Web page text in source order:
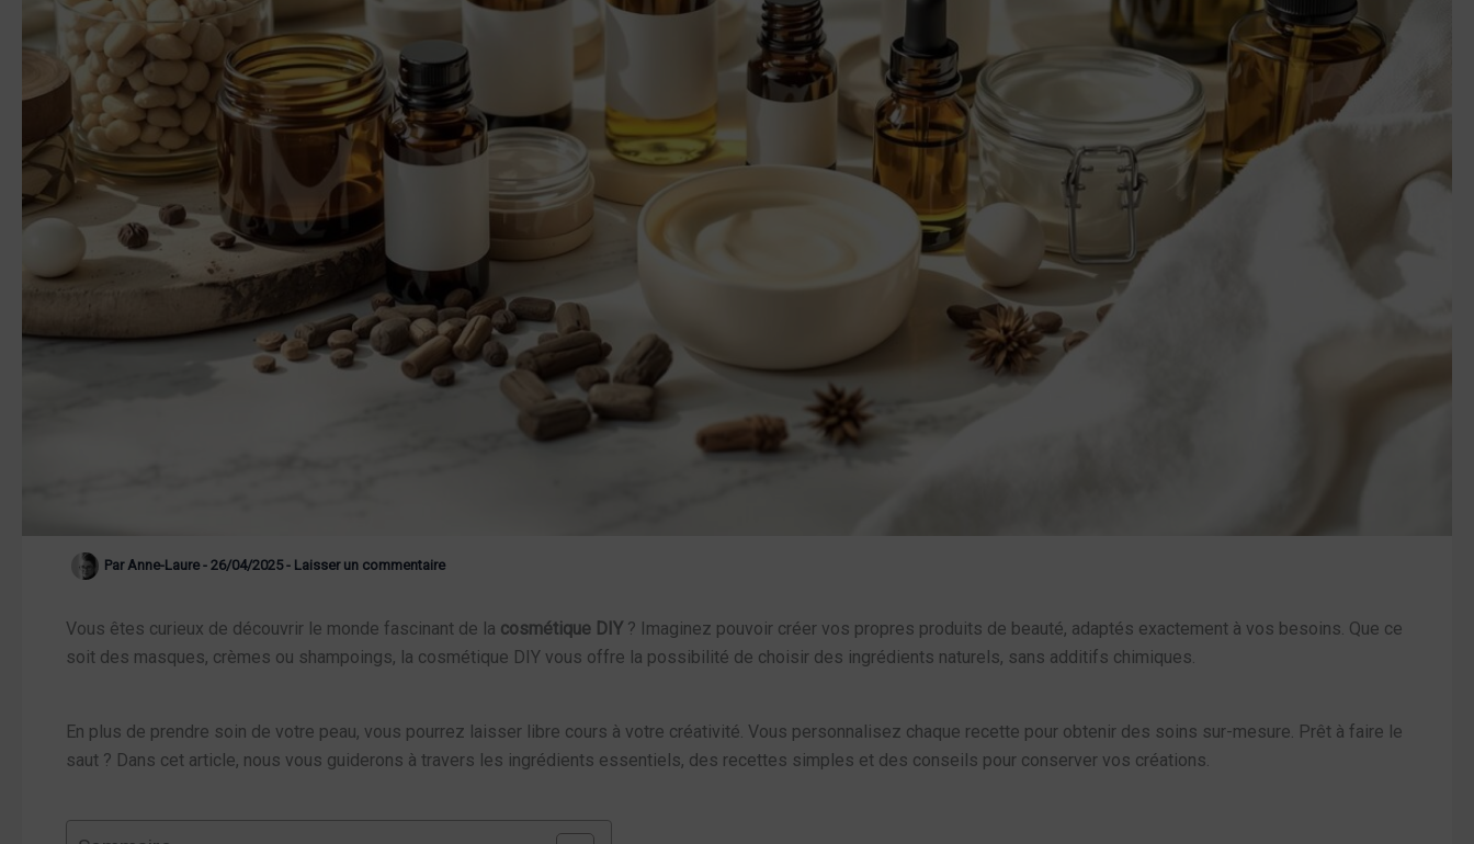
Par Anne-Laure- 26/04/2025- Laisser un commentaire
Vous êtes curieux de découvrir le monde fascinant de la cosmétique DIY ? Imaginez pouvoir créer vos propres produits de beauté, adaptés exactement à vos besoins. Que ce
soit des masques, crèmes ou shampoings, la cosmétique DIY vous offre la possibilité de choisir des ingrédients naturels, sans additifs chimiques.
En plus de prendre soin de votre peau, vous pourrez laisser libre cours à votre créativité. Vous personnalisez chaque recette pour obtenir des soins sur-mesure. Prêt à faire le
saut ? Dans cet article, nous vous guiderons à travers les ingrédients essentiels, des recettes simples et des conseils pour conserver vos créations.